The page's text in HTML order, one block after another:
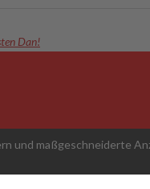
und maßgeschneiderte
Dan!